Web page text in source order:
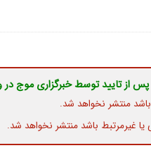
از تایید توسط خبرگزاری موج
منتشر نخواهد شد.
یا غیرمرتبط باشد منتشر نخواهد شد.